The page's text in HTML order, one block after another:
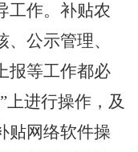
作。 补贴农
公示管理、
报等工作都必
”上进行操作，及
贴网络软件操